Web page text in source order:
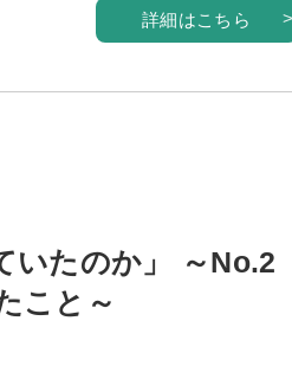
地域経済
会案内
詳細はこちら
いたのか」 ～No.2
こと～